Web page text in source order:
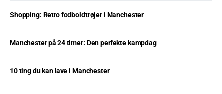
Shopping: Retro fodboldtrøjer i Manchester
Manchester på 24 timer: Den perfekte kampdag
10 ting du kan lave i Manchester